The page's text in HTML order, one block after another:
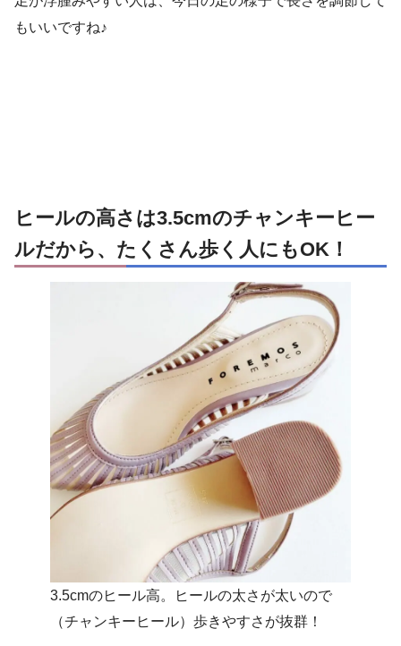
もいいですね♪
ヒールの高さは3.5cmのチャンキーヒー
ルだから、たくさん歩く人にもOK！
3.5cmのヒール高。ヒールの太さが太いので
（チャンキーヒール）歩きやすさが抜群！